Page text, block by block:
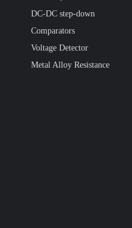
DC-DC step-down
Comparators
Voltage Detector
Metal Alloy Resistance